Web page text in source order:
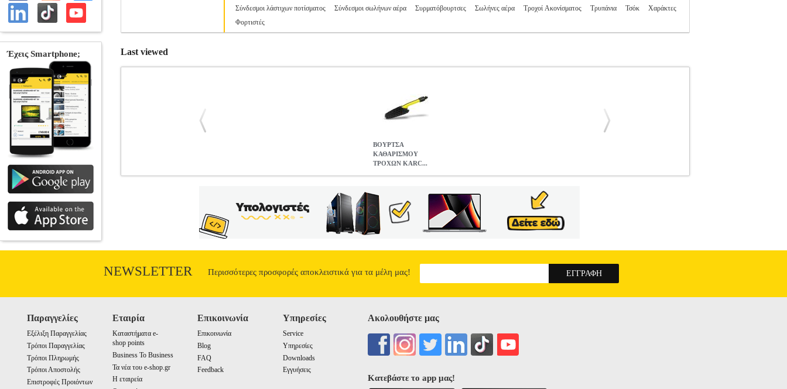
Σύνδεσμοι λάστιχων ποτίσματος
Σύνδεσμοι σωλήνων αέρα Συρματόβουρτσες Σωλήνες αέρα Τροχοί Ακονίσματος Τρυπάνια Τσόκ
Χαράκτες
Φορτιστές
Last viewed
ΒΟΥΡΤΣΑ
ΚΑΘΑΡΙΣΜΟΥ
ΤΡΟΧΩΝ KARC...
Κατηγορία: ΑΝΑΛΩΣΙΜΑ-ΕΞΑΡΤΗΜΑΤΑ ΕΡΓΑΛΕΙΩΝ •KARCHER στην κατηγορία ΑΝΑΛΩΣΙΜΑ-
ΕΞΑΡΤΗΜΑΤΑ ΕΡΓΑΛΕΙΩΝ Αυτή η βούρτσα της Karcher είναι ιδανική για την αφαίρεση της βρωμιάς η οποία συσσωρεύεται στις ζάντες και τους τροχούς.
Οι τρίχες βρίσκονται σε κάθε πλευρά της σκούπας (σε ακτίνα 360°) και έτσι εξασφαλίζει έναν εξαιρετικά αποτελεσματικό καθαρισμό. Μπορεί να φτάσει ακόμα
και στις πιο δυσπρόσιτες περιοχές των τροχών και εισέρχεται ακόμα και μέσα στα μικρότερα κενά με αποτέλεσμα να καθαρίζει τέλεια τους τροχούς και τις
ζάντες σας. Έχει το πλεονέκτημα να διανέμει ομοιόμορφα το νερό και να απομακρύνει τις ακαθαρσίες. Περιλαμβάνει ειδικό παξιμάδι που καθιστά την σύνδεση
KARCHER WHEEL BRUSH 2.643-234.0
27.99
NEWSLETTER Περισσότερες προσφορές αποκλειστικά για τα μέλη μας!
Παραγγελίες
Εξέλιξη Παραγγελίας
Τρόποι Παραγγελίας
Τρόποι Πληρωμής
Τρόποι Αποστολής
Επιστροφές Προιόντων
Εταιρία
Καταστήματα e-
shop points
Business To Business
Τα νέα του e-shop.gr
Η εταιρεία
Επικοινωνία
Επικοινωνία
Blog
FAQ
Feedback
Υπηρεσίες
Service
Υπηρεσίες
Downloads
Εγγυήσεις
Ακολουθήστε μας
Κατεβάστε το app μας!